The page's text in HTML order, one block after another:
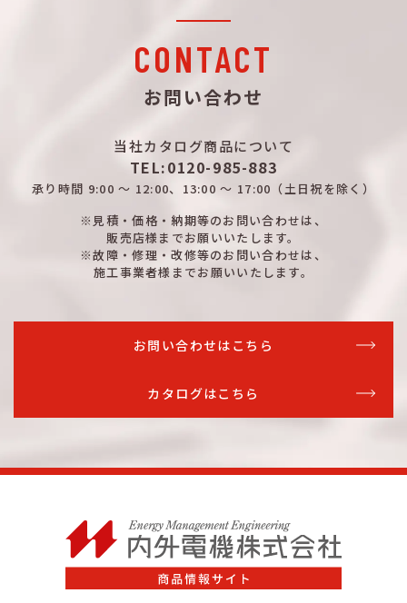
CONTACT
お問い合わせ
当社カタログ商品について
TEL:0120-985-883
承り時間 9:00 ～ 12:00、13:00 ～ 17:00 （土日祝を除く）
※見積・価格・納期等のお問い合わせは、
販売店様までお願いいたします。
※故障・修理・改修等のお問い合わせは、
施工事業者様までお願いいたします。
お問い合わせはこちら
カタログはこちら